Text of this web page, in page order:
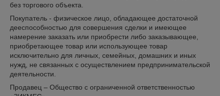
без торгового объекта.
Покупатель - физическое лицо, обладающее достаточной
дееспособностью для совершения сделки и имеющее
намерение заказать или приобрести либо заказывающее,
приобретающее товар или использующее товар
исключительно для личных, семейных, домашних и иных
нужд, не связанных с осуществлением предпринимательской
деятельности.
Продавец – Общество с ограниченной ответственностью